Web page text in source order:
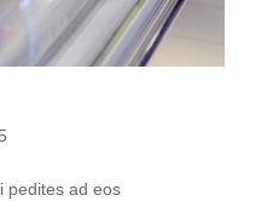
pedites ad eos